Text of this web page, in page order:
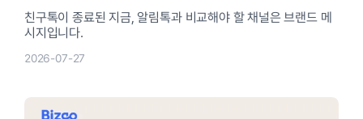
친구톡이 종료된 지금, 알림톡과 비교해야 할 채널은 브랜드 메
시지입니다.
2026-07-27